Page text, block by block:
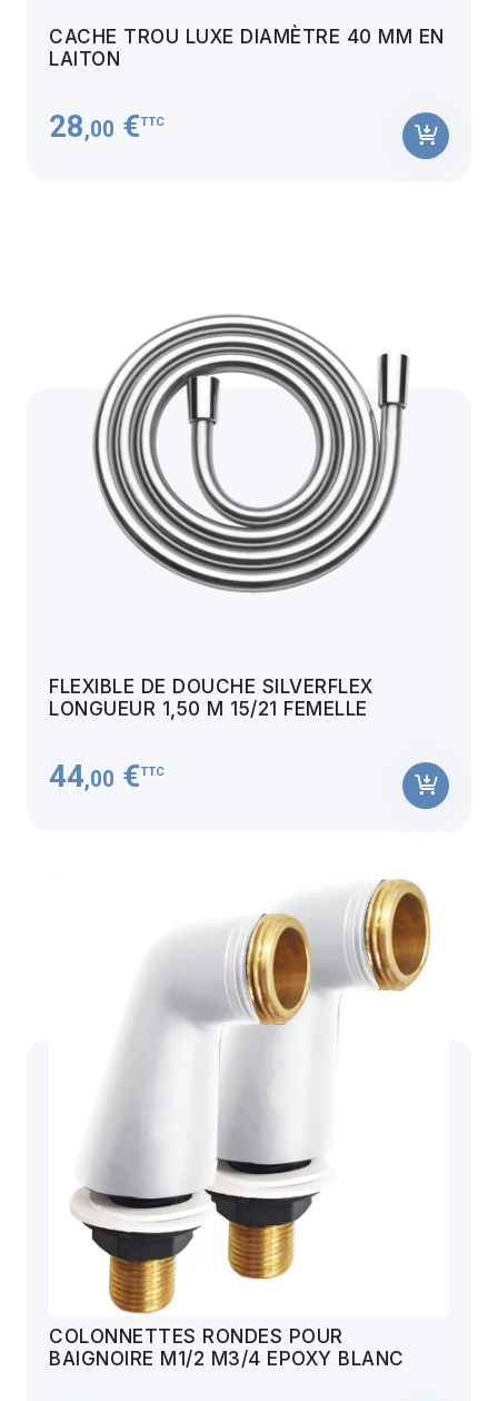
CACHE TROU LUXE DIAMÈTRE 40 MM EN
LAITON
28,00 €TTC
FLEXIBLE DE DOUCHE SILVERFLEX
LONGUEUR 1,50 M 15/21 FEMELLE
44,00 €TTC
COLONNETTES RONDES POUR
BAIGNOIRE M1/2 M3/4 EPOXY BLANC